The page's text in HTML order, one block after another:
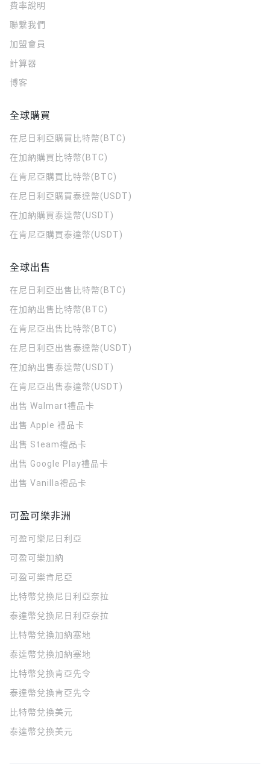
費率說明
聯繫我們
加盟會員
計算器
博客
全球購買
在尼日利亞購買比特幣(BTC)
在加納購買比特幣(BTC)
在肯尼亞購買比特幣(BTC)
在尼日利亞購買泰達幣(USDT)
在加納購買泰達幣(USDT)
在肯尼亞購買泰達幣(USDT)
全球出售
在尼日利亞出售比特幣(BTC)
在加納出售比特幣(BTC)
在肯尼亞出售比特幣(BTC)
在尼日利亞出售泰達幣(USDT)
在加納出售泰達幣(USDT)
在肯尼亞出售泰達幣(USDT)
出售 Walmart禮品卡
出售 Apple 禮品卡
出售 Steam禮品卡
出售 Google Play禮品卡
出售 Vanilla禮品卡
可盈可樂非洲
可盈可樂 尼日利亞
可盈可樂加納
可盈可樂肯尼亞
比特幣兌換尼日利亞奈拉
泰達幣兌換尼日利亞奈拉
比特幣兌換加納塞地
泰達幣兌換加納塞地
比特幣兌換肯亞先令
泰達幣兌換肯亞先令
比特幣兌換美元
泰達幣兌換美元